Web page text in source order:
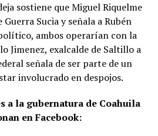
sostiene que Miguel Riquelme
Sucia y señala a Rubén
ambos operarían con la
Jimenez, exalcalde de Saltillo a
señala de ser parte de un
involucrado en despojos.
a la gubernatura de Coahuila
en Facebook: